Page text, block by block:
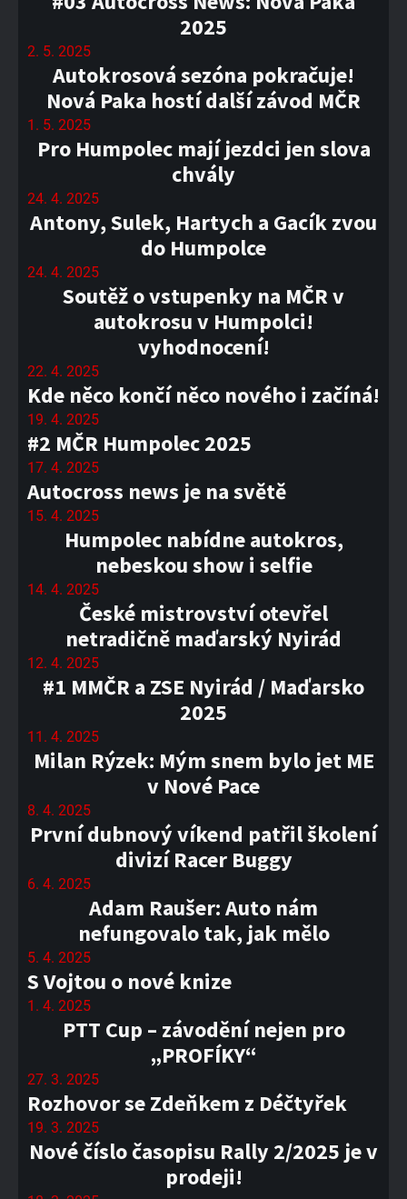
2025
2. 5. 2025
Autokrosová sezóna pokračuje!
Nová Paka hostí další závod MČR
1. 5. 2025
Pro Humpolec mají jezdci jen slova
chvály
24. 4. 2025
Antony, Sulek, Hartych a Gacík zvou
do Humpolce
24. 4. 2025
Soutěž o vstupenky na MČR v
autokrosu v Humpolci!
vyhodnocení!
22. 4. 2025
Kde něco končí něco nového i začíná!
19. 4. 2025
#2 MČR Humpolec 2025
17. 4. 2025
Autocross news je na světě
15. 4. 2025
Humpolec nabídne autokros,
nebeskou show i selfie
14. 4. 2025
České mistrovství otevřel
netradičně maďarský Nyirád
12. 4. 2025
#1 MMČR a ZSE Nyirád / Maďarsko
2025
11. 4. 2025
Milan Rýzek: Mým snem bylo jet ME
v Nové Pace
8. 4. 2025
První dubnový víkend patřil školení
divizí Racer Buggy
6. 4. 2025
Adam Raušer: Auto nám
nefungovalo tak, jak mělo
5. 4. 2025
S Vojtou o nové knize
1. 4. 2025
PTT Cup – závodění nejen pro
„PROFÍKY“
27. 3. 2025
Rozhovor se Zdeňkem z Déčtyřek
19. 3. 2025
Nové číslo časopisu Rally 2/2025 je v
prodeji!